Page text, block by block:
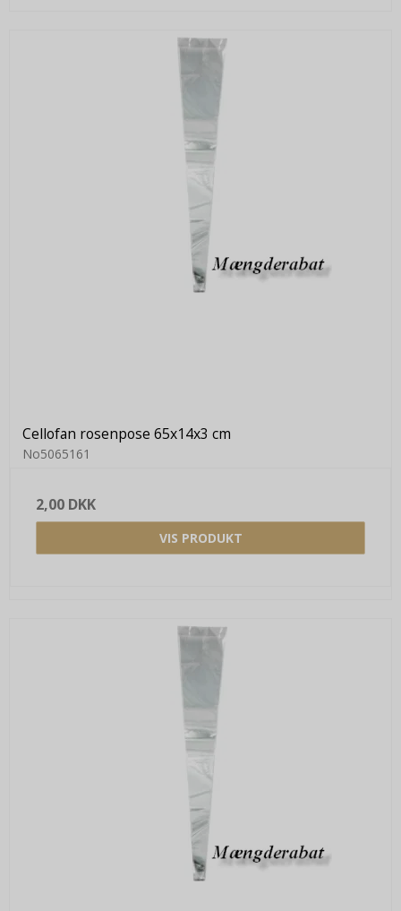
Cellofan rosenpose 65x14x3 cm
No5065161
2,00 DKK
VIS PRODUKT